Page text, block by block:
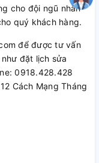
cho đội ngũ nhân
quý khách hàng.
để được tư vấn
đặt lịch sửa
0918.428.428
Cách Mạng Tháng